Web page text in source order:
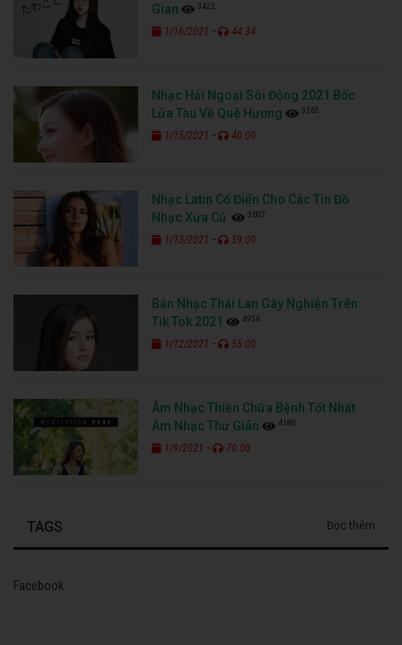
Gian
3422
1/16/2021 - 44:34
Nhạc Hải Ngoại Sôi Động 2021 Bốc
Lửa Tàu Về Quê Hương
3365
1/15/2021 - 40:00
Nhạc Latin Cổ Điển Cho Các Tín Đồ
Nhạc Xưa Cũ
3602
1/13/2021 - 59:00
Bản Nhạc Thái Lan Gây Nghiện Trên
Tik Tok 2021
4956
1/12/2021 - 55:00
Âm Nhạc Thiền Chữa Bệnh Tốt Nhất
Âm Nhạc Thư Giãn
4180
1/9/2021 - 70:00
TAGS Đọc thêm
Facebook